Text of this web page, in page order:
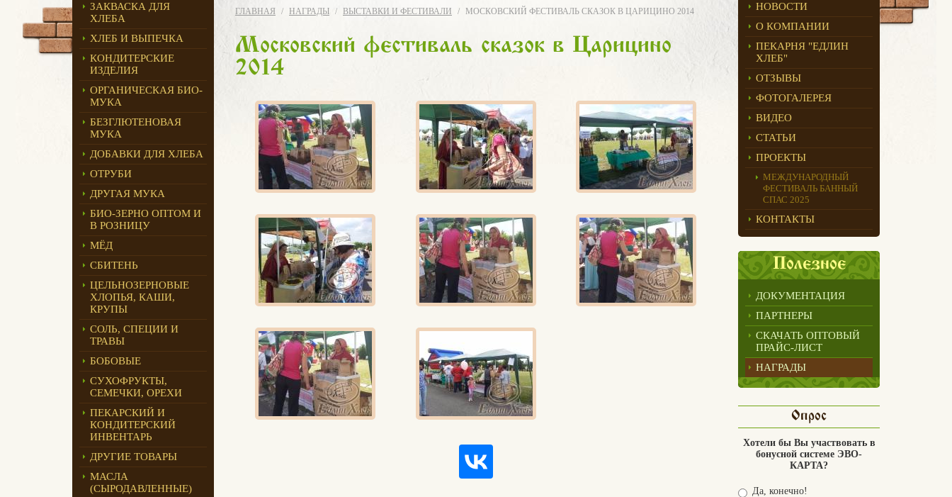
Едлин Хлеб
ЗАКВАСКА ДЛЯ
ХЛЕБА
ХЛЕБ И ВЫПЕЧКА
КОНДИТЕРСКИЕ
ИЗДЕЛИЯ
ОРГАНИЧЕСКАЯ БИО-
МУКА
БЕЗГЛЮТЕНОВАЯ
МУКА
ДОБАВКИ ДЛЯ ХЛЕБА
ОТРУБИ
ДРУГАЯ МУКА
БИО-ЗЕРНО ОПТОМ И
В РОЗНИЦУ
МЁД
СБИТЕНЬ
ЦЕЛЬНОЗЕРНОВЫЕ
ХЛОПЬЯ, КАШИ,
КРУПЫ
СОЛЬ, СПЕЦИИ И
ТРАВЫ
БОБОВЫЕ
СУХОФРУКТЫ,
СЕМЕЧКИ, ОРЕХИ
ПЕКАРСКИЙ И
КОНДИТЕРСКИЙ
ИНВЕНТАРЬ
ДРУГИЕ ТОВАРЫ
МАСЛА
(СЫРОДАВЛЕННЫЕ)
НОВОСТИ
О КОМПАНИИ
ПЕКАРНЯ "ЕДЛИН
ХЛЕБ"
ОТЗЫВЫ
ФОТОГАЛЕРЕЯ
ВИДЕО
СТАТЬИ
ПРОЕКТЫ
МЕЖДУНАРОДНЫЙ
ФЕСТИВАЛЬ БАННЫЙ
СПАС 2025
КОНТАКТЫ
Полезное
ДОКУМЕНТАЦИЯ
ПАРТНЕРЫ
СКАЧАТЬ ОПТОВЫЙ
ПРАЙС-ЛИСТ
НАГРАДЫ
Опрос
Хотели бы Вы участвовать в
бонусной системе ЭВО-
КАРТА?
Да, конечно!
ГЛАВНАЯ НАГРАДЫ ВЫСТАВКИ И ФЕСТИВАЛИ МОСКОВСКИЙ ФЕСТИВАЛЬ СКАЗОК В ЦАРИЦИНО 2014
Московский фестиваль сказок в Царицино
2014